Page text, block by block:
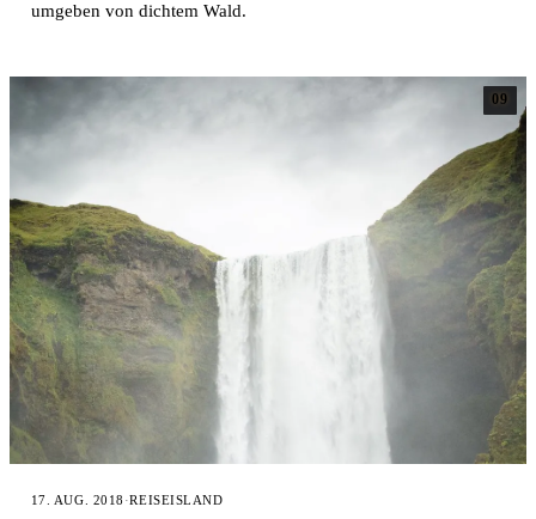
umgeben von dichtem Wald.
09
17. AUG. 2018 ·REISEISLAND